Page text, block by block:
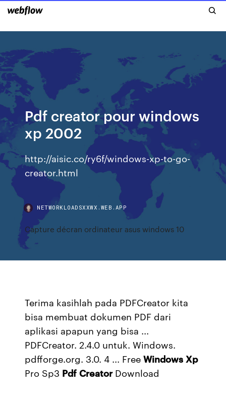
Pdf creator pour windows
xp 2002
http://aisic.co/ry6f/windows-xp-to-go-
creator.html
NETWORKLOADSXXWX.WEB.APP
Capture décran ordinateur asus windows 10
Terima kasihlah pada PDFCreator kita
bisa membuat dokumen PDF dari
aplikasi apapun yang bisa ...
PDFCreator. 2.4.0 untuk. Windows.
pdfforge.org. 3.0. 4 ... FreeWindows Xp
Pro Sp3 Pdf CreatorDownload